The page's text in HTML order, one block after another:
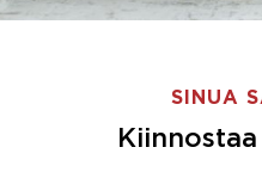
SINUA